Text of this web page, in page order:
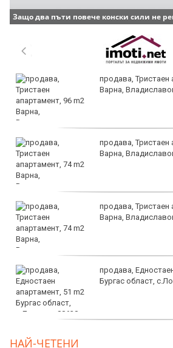
Защо два пъти повече конски сили не
продава, Тристаен
Варна,
продава, Тристаен
Варна,
продава, Тристаен
Варна,
продава,
Бургас област,
НАЙ-ЧЕТЕНИ